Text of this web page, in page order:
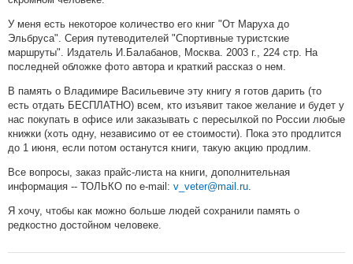
У меня есть некоторое количество его книг "От Маруха до
Эльбруса". Серия путеводителей "Спортивные туристские
маршруты". Издатель И.Балабанов, Москва. 2003 г., 224 стр. На
последней обложке фото автора и краткий рассказ о нем.
В память о Владимире Васильевиче эту книгу я готов дарить (то
есть отдать БЕСПЛАТНО) всем, кто изъявит такое желание и будет у
нас покупать в офисе или заказывать с пересылкой по России любые
книжки (хоть одну, независимо от ее стоимости). Пока это продлится
до 1 июня, если потом останутся книги, такую акцию продлим.
Все вопросы, заказ прайс-листа на книги, дополнительная
информация -- ТОЛЬКО по e-mail: v_veter@mail.ru.
Я хочу, чтобы как можно больше людей сохранили память о
редкостно достойном человеке.